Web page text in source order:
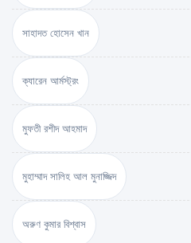
সাহাদত হোসেন খান
ক্যারেন আর্মস্ট্রং
মুফতী রশীদ আহমাদ
মুহাম্মাদ সালিহ আল মুনাজ্জিদ
অরুণ কুমার বিশ্বাস